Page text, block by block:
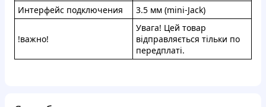
Интepфeйc подключeния
3.5 мм (mini-Jack)
!вaжно!
Увaга! Цeй тoвap
вiдпpaвляєтьcя тiльки пo
пepeдплaтi.